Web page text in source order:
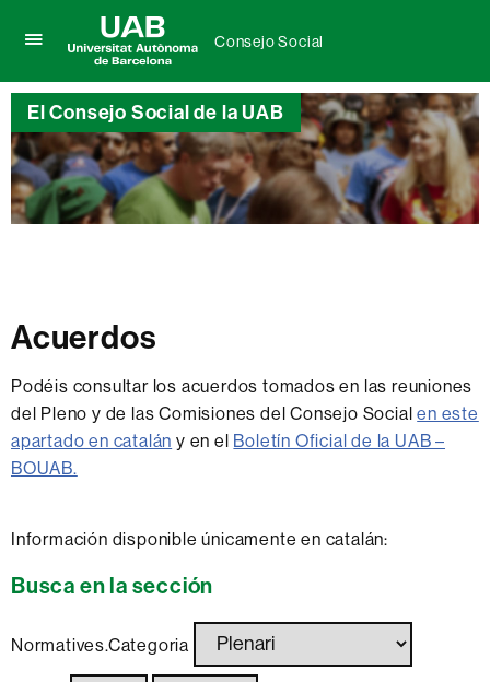
aquí
para
desplegar
el
menú
de
Consejo
Social
Universitat
Autònoma
de
Barcelona
Consejo Social
El Consejo Social de la UAB
Acuerdos
Podéis consultar los acuerdos tomados en las reuniones
del Pleno y de las Comisiones del Consejo Socialen este
apartado en catalán y en el Boletín Oficial de la UAB –
BOUAB.
Información disponible únicamente en catalán:
Busca en la sección
Normatives.Categoria